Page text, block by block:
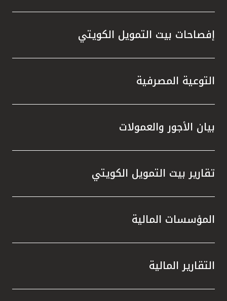
إفصاحات بيت التمويل الكويتي
التوعية المصرفية
بيان الأجور والعمولات
تقارير بيت التمويل الكويتي
المؤسسات المالية
التقارير المالية